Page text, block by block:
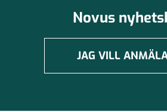
Novus
JAG VILL